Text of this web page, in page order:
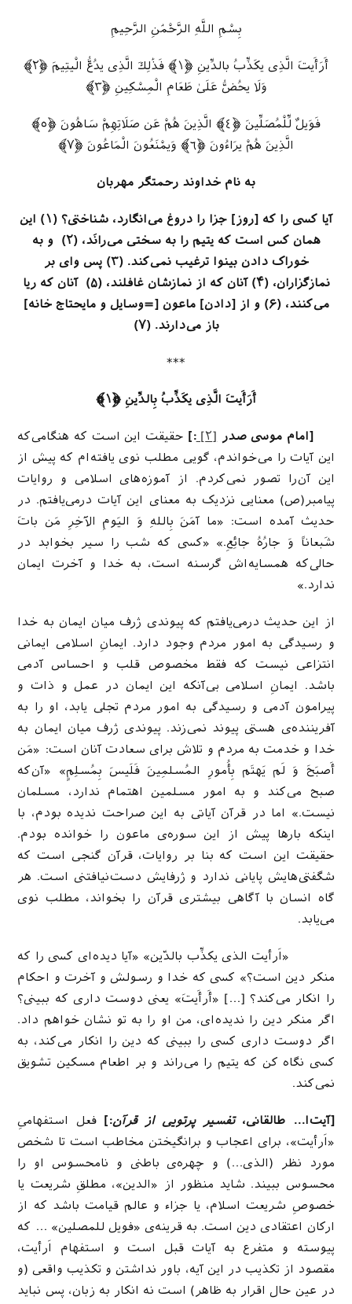
بِسْمِ اللَّهِ الرَّحْمَٰنِ الرَّحِیمِ
أَرَأَیتَ الَّذِی یكَذِّبُ بالدِّینِ ﴿١﴾ فَذَٰلِكَ الَّذِی یدُعُّ الْیتِیمَ ﴿٢﴾
وَلَا یحُضُّ عَلَىٰ طَعَامِ الْمِسْكِینِ ﴿٣﴾
فَوَیلٌ لِّلْمُصَلِّینَ ﴿٤﴾ الَّذِینَ هُمْ عَن صَلَاتِهِمْ سَاهُونَ ﴿٥﴾
الَّذِینَ هُمْ یرَاءُونَ ﴿٦﴾ وَیمْنَعُونَ الْمَاعُونَ ﴿٧﴾
به نام خداوند رحمتگر مهربان
آیا كسى را كه [روز] جزا را دروغ می‌انگارد، شناختی؟ (۱) این
همان كس است كه یتیم را به سختى مى‌رانَد، (۲)
و به
خوراک دادن بینوا ترغیب نمى‌كند. (۳) پس واى بر
نمازگزاران، (۴) آنان كه از نمازشان غافلند، (۵)
آنان كه ریا
مى‌كنند، (۶) و از [دادن‌] ماعون [=وسایل و مایحتاج خانه‌]
باز می‌دارند. (۷)
***
أَرَأَیتَ الَّذِی یكَذِّبُ بِالدِّینِ ﴿١﴾
[امام موسی صدر [۲] :] حقیقت این است که هنگامی‌که
این آیات را می‌خواندم، گویی مطلب نوی یافته‌ام که پیش از
این آن‌را تصور نمی‌کردم. از آموزه‌های اسلامی و روایات
پیامبر(ص) معنایی نزدیک به معنای این آیات درمی‌یافتم. در
حدیث آمده است: «ما آمَنَ بِاللهِ وَ الیَومِ الآخِرِ مَن باتَ
شَبعاناً وَ جارُهُ جائِعِ.» «کسی که شب را سیر بخوابد در
حالی‌که همسایه‌اش گرسنه است، به خدا و آخرت ایمان
ندارد.»
از این حدیث درمی‌یافتم که پیوندی ژرف میان ایمان به خدا
و رسیدگی به امور مردم وجود دارد. ایمانِ اسلامی ایمانی
انتزاعی نیست که فقط مخصوص قلب و احساس آدمی
باشد. ایمانِ اسلامی بی‌آنکه این ایمان در عمل و ذات و
پیرامون آدمی و رسیدگی به امور مردم تجلی یابد، او را به
آفریننده‌ی هستی پیوند نمی‌زند. پیوندی ژرف میان ایمان به
خدا و خدمت به مردم و تلاش برای سعادت آنان است: «مَن
أَصبَحَ وَ لَم یَهتَم بِأُمورِ المُسلمِینَ فَلَیسَ بِمُسلِمٍ» «آن‌‌که
صبح می‌کند و به امور مسلمین اهتمام ندارد، مسلمان
نیست.» اما در قرآن آیاتی به این صراحت ندیده بودم، با
اینکه بارها پیش از این سوره‌ی ماعون را خوانده بودم.
حقیقت این است که بنا بر روایات، قرآن گنجی است که
شگفتی‌هایش پایانی ندارد و ژرفایش دست‌نیافتنی است. هر
گاه انسان با آگاهی بیشتری قرآن را بخواند، مطلب نوی
می‌یابد.
«اَرأیت الذی یکذِّب بالدّین» «آیا دیده‌ای کسی را که
منکر دین است؟» کسی که خدا و رسولش و آخرت و احکام
را انکار می‌کند؟ […] «أَرأَیتَ» یعنی دوست داری که ببینی؟
اگر منکر دین را ندیده‌ای، من او را به تو نشان خواهم داد.
اگر دوست داری کسی را ببینی که دین را انکار می‌کند، به
کسی نگاه کن که یتیم را می‌راند و بر اطعام مسکین تشویق
نمی‌کند.
[آیت‌ا… طالقانی،تفسیر پرتویی از قرآن:]فعل استفهامیِ
«اَرأیت»، برای اعجاب و برانگیختن مخاطب است تا شخص
مورد نظر (الذی…) و چهره‌ی باطنی و نامحسوس او را
محسوس ببیند. شاید منظور از «الدین»، مطلقِ شریعت یا
خصوصِ شریعت اسلام، یا جزاء و عالم قیامت باشد که از
ارکان اعتقادی دین است. به قرینه‌ی «فویل للمصلین» … که
پیوسته و متفرع به آیات قبل است و استفهام اَرأیت،
مقصود از تکذیب در این آیه، باور نداشتن و تکذیب واقعی (و
در عین حال اقرار به ظاهر) است نه انکار به زبان، پس نباید